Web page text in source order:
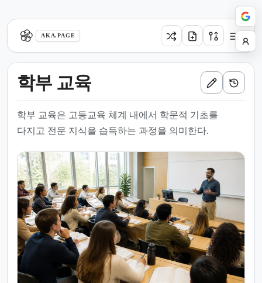
AKA.PAGE
학부 교육
학부 교육은 고등교육 체계 내에서 학문적 기초를
다지고 전문 지식을 습득하는 과정을 의미한다.